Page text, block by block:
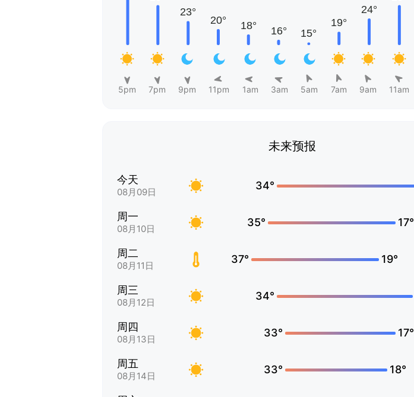
5pm 7pm 9pm 11pm 1am 3am 5am 7am 9am 11am
未来预报
今天
08月09日
34°
周一
08月10日
35° 17°
周二
08月11日
37° 19°
周三
08月12日
34°
周四
08月13日
33° 17°
周五
08月14日
33° 18°